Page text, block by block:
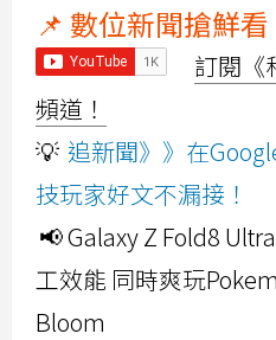
📌 數位新聞搶鮮看
訂閱《
頻道！
💡 追新聞》》在
技玩家好文不漏接！
📢 Galaxy Z Fold8
工效能 同時爽玩
Bloom